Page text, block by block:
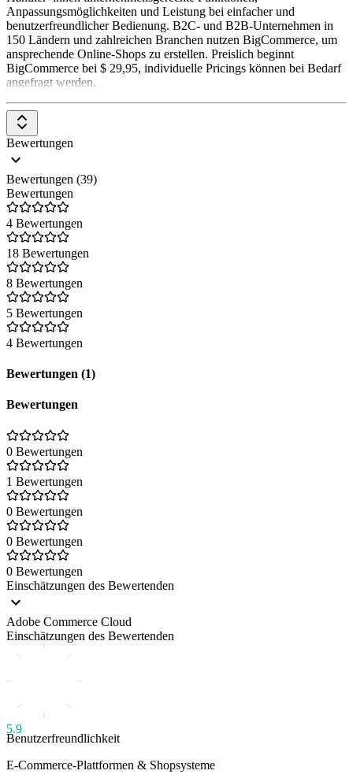
Anpassungsmöglichkeiten und Leistung bei einfacher und
benutzerfreundlicher Bedienung. B2C- und B2B-Unternehmen in
150 Ländern und zahlreichen Branchen nutzen BigCommerce, um
ansprechende Online-Shops zu erstellen. Preislich beginnt
BigCommerce bei $ 29,95, individuelle Pricings können bei Bedarf
angefragt werden.
Bewertungen
Bewertungen (39)
Bewertungen
4 Bewertungen
18 Bewertungen
8 Bewertungen
5 Bewertungen
4 Bewertungen
Bewertungen (1)
Bewertungen
0 Bewertungen
1 Bewertungen
0 Bewertungen
0 Bewertungen
0 Bewertungen
Einschätzungen des Bewertenden
Adobe Commerce Cloud
Einschätzungen des Bewertenden
5.9
Benutzerfreundlichkeit
E-Commerce-Plattformen & Shopsysteme